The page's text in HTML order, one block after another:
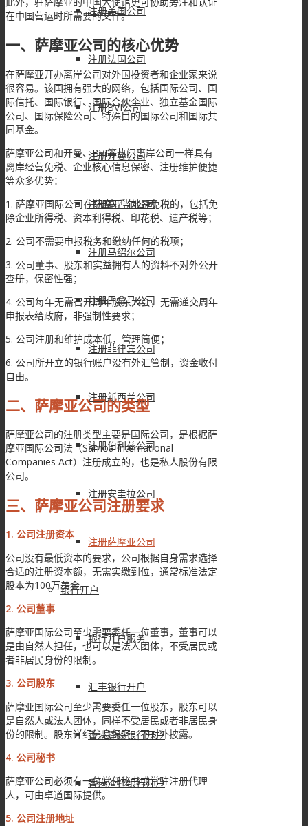
注册美国公司
注册法国公司
注册BVI公司
注册开曼公司
注册塞舌尔公司
注册马绍尔公司
注册巴拿马公司
注册菲律宾公司
注册新西兰公司
注册伯利兹公司
注册安圭拉公司
注册萨摩亚公司
银行开户
银行开户服务
汇丰银行开户
香港建设银行开户
香港渣打银行开户
在中国营运时所需要的文件。
一、萨摩亚公司的核心优势
在萨摩亚开办离岸公司对外国投资者和企业家来说
很容易。该国拥有强大的网络，包括国际公司、国
际信托、国际银行、国际合伙企业、独立基金国际
公司、国际保险公司、特殊目的国际公司和国际共
同基金。
萨摩亚公司和开曼、BVI等热门离岸公司一样具有
离岸经营免税、企业核心信息保密、注册维护便捷
等众多优势：
1. 萨摩亚国际公司在萨摩亚当地是免税的，包括免
除企业所得税、资本利得税、印花税、遗产税等；
2. 公司不需要申报税务和缴纳任何的税项；
3. 公司董事、股东和实益拥有人的资料不对外公开
查册，保密性强；
4. 公司每年无需召开周年股东大会，无需递交周年
申报表给政府，非强制性要求；
5. 公司注册和维护成本低，管理简便；
6. 公司所开立的银行账户没有外汇管制，资金收付
自由。
二、萨摩亚公司的类型
萨摩亚公司的注册类型主要是国际公司，是根据萨
摩亚国际公司法（Samoa International
Companies Act）注册成立的，也是私人股份有限
公司。
三、萨摩亚公司注册要求
1. 公司注册资本
公司没有最低资本的要求，公司根据自身需求选择
合适的注册资本额，无需实缴到位，通常标准法定
股本为100万美金。
2. 公司董事
萨摩亚国际公司至少需要委任一位董事，董事可以
是由自然人担任，也可以是法人团体，不受居民或
者非居民身份的限制。
3. 公司股东
萨摩亚国际公司至少需要委任一位股东，股东可以
是自然人或法人团体，同样不受居民或者非居民身
份的限制。股东详细信息保密，不对外披露。
4. 公司秘书
萨摩亚公司必须有一位常任秘书或常驻注册代理
人，可由卓道国际提供。
5. 公司注册地址